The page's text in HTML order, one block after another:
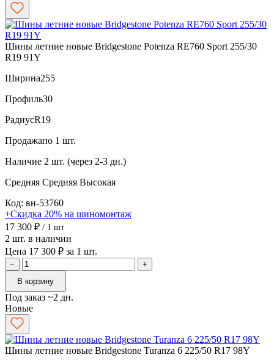
Шины летние новые Bridgestone Potenza RE760 Sport 255/30
R19 91Y
Ширина255
Профиль30
РадиусR19
Продажапо 1 шт.
Наличие 2 шт. (через 2-3 дн.)
Средняя Средняя Высокая
Код: вн-53760
+Скидка 20% на шиномонтаж
17 300 ₽ / 1 шт
2 шт. в наличии
Цена 17 300 ₽ за 1 шт.
−
+
В корзину
Под заказ ~2 дн.
Новые
Шины летние новые Bridgestone Turanza 6 225/50 R17 98Y